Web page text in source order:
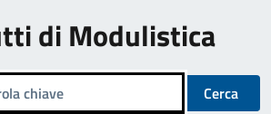
di Modulistica
Cerca